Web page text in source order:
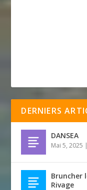
DERNIERS
DANSEA
Mai 5, 2025
Bruncher
Rivage